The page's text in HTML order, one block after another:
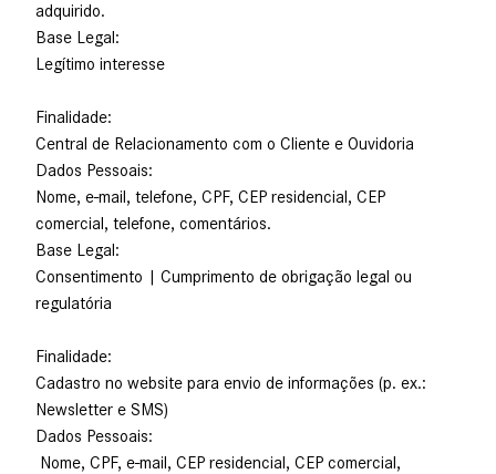
adquirido.
Base Legal:
Legítimo interesse
Finalidade:
Central de Relacionamento com o Cliente e Ouvidoria
Dados Pessoais:
Nome, e-mail, telefone, CPF, CEP residencial, CEP
comercial, telefone, comentários.
Base Legal:
Consentimento | Cumprimento de obrigação legal ou
regulatória
Finalidade:
Cadastro no website para envio de informações (p. ex.:
Newsletter e SMS)
Dados Pessoais:
Nome, CPF, e-mail, CEP residencial, CEP comercial,